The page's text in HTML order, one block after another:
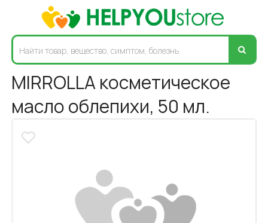
MIRROLLA косметическое
масло облепихи, 50 мл.